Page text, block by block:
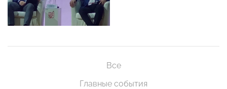
Все
Главные события